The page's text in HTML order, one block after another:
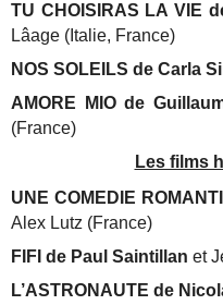
TU CHOISIRAS LA VIE
Lâage (Italie, France)
NOS SOLEILS de Carla
AMORE MIO de
(France)
Les films
UNE COMEDIE
Alex Lutz (France)
FIFI de Paul Saintillan et
L’ASTRONAUTE de